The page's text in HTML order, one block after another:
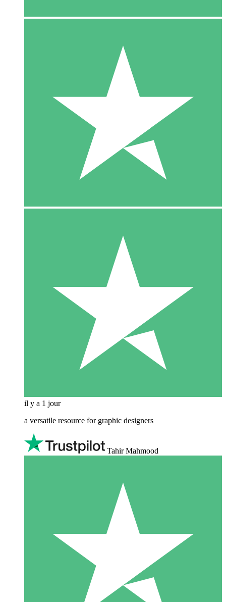
il y a 1 jour
a versatile resource for graphic designers
Tahir Mahmood